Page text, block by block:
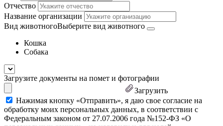
Отчество
Название организации
Вид животногоВыберите вид животного
Кошка
Собака
Загрузите документы на помет и фотографии
Загрузить
Нажимая кнопку «Отправить», я даю свое согласие на
обработку моих персональных данных, в соответствии с
Федеральным законом от 27.07.2006 года №152-ФЗ «О